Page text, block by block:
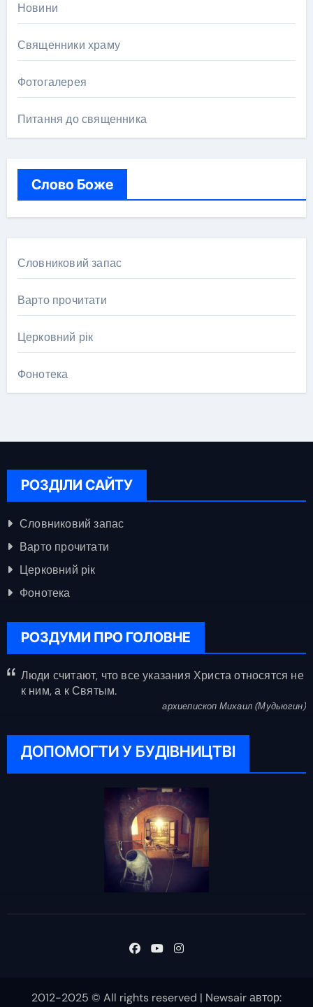
Новини
Священники храму
Фотогалерея
Питання до священника
Слово Боже
Словниковий запас
Варто прочитати
Церковний рік
Фонотека
РОЗДІЛИ САЙТУ
Словниковий запас
Варто прочитати
Церковний рік
Фонотека
РОЗДУМИ ПРО ГОЛОВНЕ
Люди считают, что все указания Христа относятся не
к ним, а к Святым.
архиепископ Михаил (Мудьюгин)
ДОПОМОГТИ У БУДІВНИЦТВІ
2012-2025 © All rights reserved | Newsairавтор: